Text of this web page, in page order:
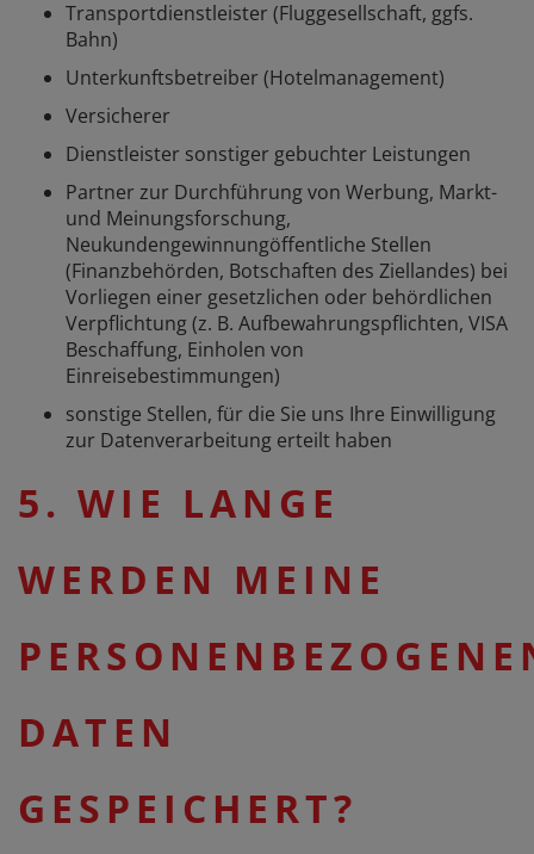
Transportdienstleister (Fluggesellschaft, ggfs.
Bahn)
Unterkunftsbetreiber (Hotelmanagement)
Versicherer
Dienstleister sonstiger gebuchter Leistungen
Partner zur Durchführung von Werbung, Markt-
und Meinungsforschung,
Neukundengewinnungöffentliche Stellen
(Finanzbehörden, Botschaften des Ziellandes) bei
Vorliegen einer gesetzlichen oder behördlichen
Verpflichtung (z. B. Aufbewahrungspflichten, VISA
Beschaffung, Einholen von
Einreisebestimmungen)
sonstige Stellen, für die Sie uns Ihre Einwilligung
zur Datenverarbeitung erteilt haben
5. WIE LANGE
WERDEN MEINE
DATEN
GESPEICHERT?